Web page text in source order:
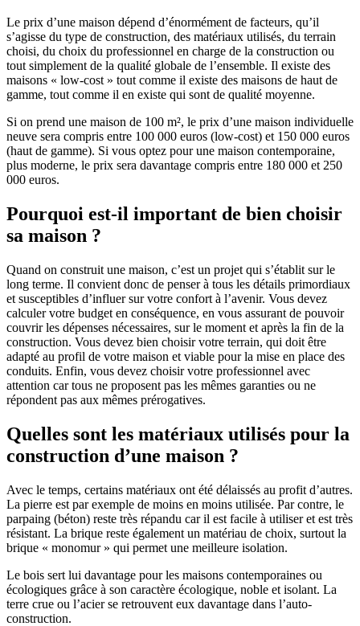
Le prix d’une maison dépend d’énormément de facteurs, qu’il
s’agisse du type de construction, des matériaux utilisés, du terrain
choisi, du choix du professionnel en charge de la construction ou
tout simplement de la qualité globale de l’ensemble. Il existe des
maisons « low-cost » tout comme il existe des maisons de haut de
gamme, tout comme il en existe qui sont de qualité moyenne.
Si on prend une maison de 100 m², le prix d’une maison individuelle
neuve sera compris entre 100 000 euros (low-cost) et 150 000 euros
(haut de gamme). Si vous optez pour une maison contemporaine,
plus moderne, le prix sera davantage compris entre 180 000 et 250
000 euros.
Pourquoi est-il important de bien choisir
sa maison ?
Quand on construit une maison, c’est un projet qui s’établit sur le
long terme. Il convient donc de penser à tous les détails primordiaux
et susceptibles d’influer sur votre confort à l’avenir. Vous devez
calculer votre budget en conséquence, en vous assurant de pouvoir
couvrir les dépenses nécessaires, sur le moment et après la fin de la
construction. Vous devez bien choisir votre terrain, qui doit être
adapté au profil de votre maison et viable pour la mise en place des
conduits. Enfin, vous devez choisir votre professionnel avec
attention car tous ne proposent pas les mêmes garanties ou ne
répondent pas aux mêmes prérogatives.
Quelles sont les matériaux utilisés pour la
construction d’une maison ?
Avec le temps, certains matériaux ont été délaissés au profit d’autres.
La pierre est par exemple de moins en moins utilisée. Par contre, le
parpaing (béton) reste très répandu car il est facile à utiliser et est très
résistant. La brique reste également un matériau de choix, surtout la
brique « monomur » qui permet une meilleure isolation.
Le bois sert lui davantage pour les maisons contemporaines ou
écologiques grâce à son caractère écologique, noble et isolant. La
terre crue ou l’acier se retrouvent eux davantage dans l’auto-
construction.